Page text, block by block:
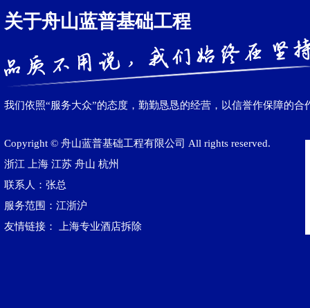
关于舟山蓝普基础工程
我们依照“服务大众”的态度，勤勤恳恳的经营，以信誉作保障的合
Copyright © 舟山蓝普基础工程有限公司 All rights reserved.
浙江
上海 江苏 舟山 杭州
联系人：张总
服务范围：江浙沪
友情链接：
上海专业酒店拆除